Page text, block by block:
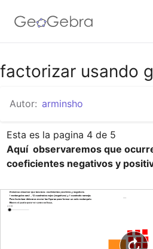
Google Classroom
GeoGebra Classroom
Abrir
factorizar usando
Autor: arminsho
Aquí  observaremos que
coeficientes negativos y